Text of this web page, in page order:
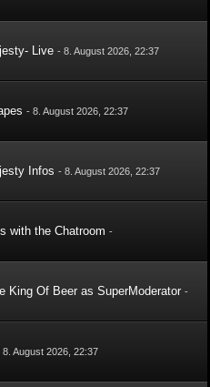
Live -8. August 2026, 22:37
-8. August 2026, 22:37
Infos -8. August 2026, 22:37
with the Chatroom -
King Of Beer as SuperModerator -
8. August 2026, 22:37